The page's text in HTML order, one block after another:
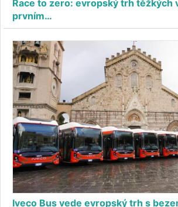
Race to zero: evropský trh těžkých
prvním…
Iveco Bus vede evropský trh s